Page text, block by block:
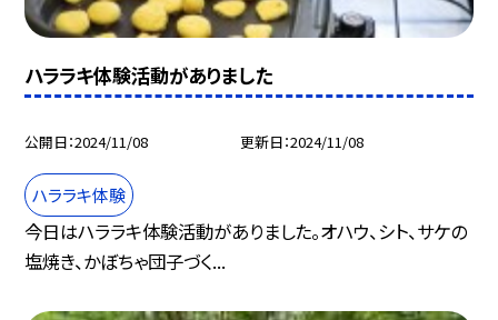
ハララキ体験活動がありました
公開日 2024/11/08 更新日 2024/11/08
ハララキ体験
今日はハララキ体験活動がありました。オハウ、シト、サケの
塩焼き、かぼちゃ団子づく...